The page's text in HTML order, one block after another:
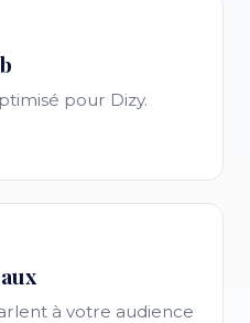
pour Dizy.
à votre audience